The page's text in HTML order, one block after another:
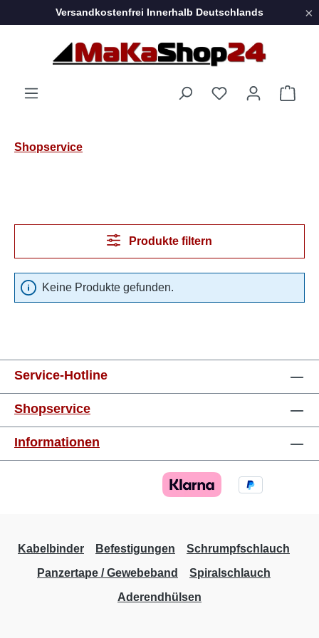
Zum Hauptinhalt springen
Versandkostenfrei Innerhalb Deutschlands ×
Shopservice
Produkte filtern
Keine Produkte gefunden.
Service-Hotline
Shopservice
Informationen
Kabelbinder Befestigungen
Schrumpfschlauch
Panzertape / Gewebeband
Spiralschlauch
Aderendhülsen